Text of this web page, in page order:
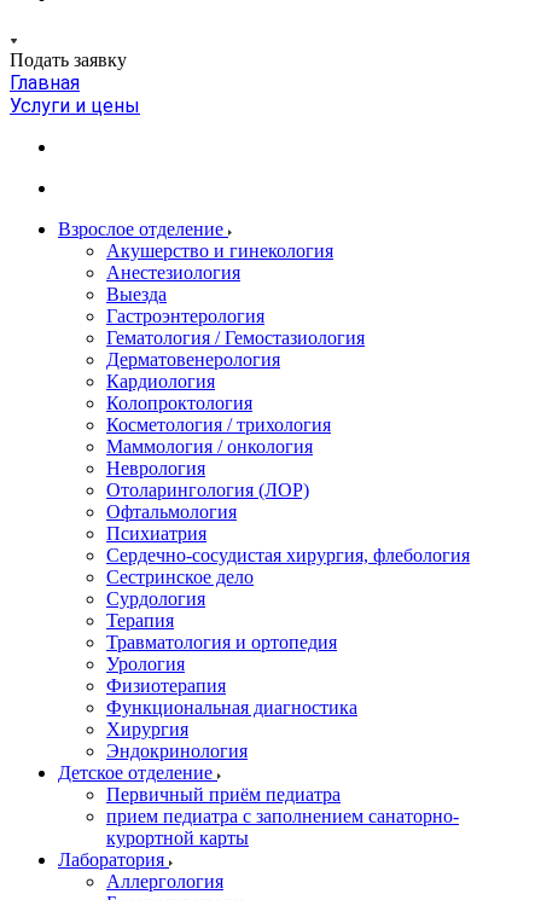
Подать заявку
Главная
Услуги и цены
Взрослое отделение
Акушерство и гинекология
Анестезиология
Выезда
Гастроэнтерология
Гематология / Гемостазиология
Дерматовенерология
Кардиология
Колопроктология
Косметология / трихология
Маммология / онкология
Неврология
Отоларингология (ЛОР)
Офтальмология
Психиатрия
Сердечно-сосудистая хирургия, флебология
Сестринское дело
Сурдология
Терапия
Травматология и ортопедия
Урология
Физиотерапия
Функциональная диагностика
Хирургия
Эндокринология
Детское отделение
Первичный приём педиатра
прием педиатра с заполнением санаторно-
курортной карты
Лаборатория
Аллергология